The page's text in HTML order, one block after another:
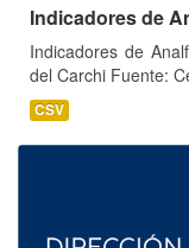
Indicadores de
Indicadores de
del Carchi Fuente:
CSV